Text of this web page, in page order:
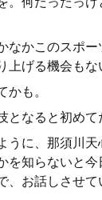
なかこのスポ
上げる機会もな
かも。
となると初めて
うに、那須川天
を知らないと
、お話しさせて